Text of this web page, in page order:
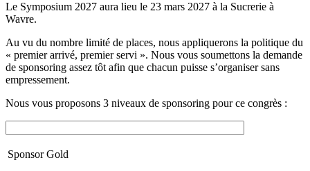
Le Symposium 2027 aura lieu le 23 mars 2027 à la Sucrerie à
Wavre.
Au vu du nombre limité de places, nous appliquerons la politique du
« premier arrivé, premier servi ». Nous vous soumettons la demande
de sponsoring assez tôt afin que chacun puisse s’organiser sans
empressement.
Nous vous proposons 3 niveaux de sponsoring pour ce congrès :
Sponsor Gold